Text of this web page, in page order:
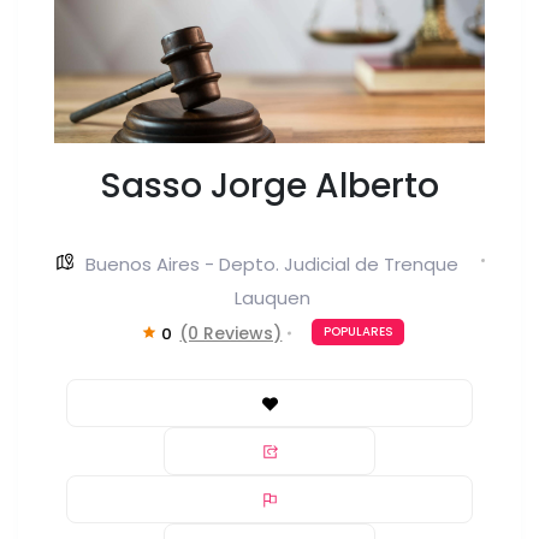
Sasso Jorge Alberto
Buenos Aires - Depto. Judicial de Trenque
Lauquen
0 (0 Reviews) POPULARES